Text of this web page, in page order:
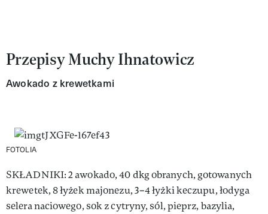
Przepisy Muchy Ihnatowicz
Awokado z krewetkami
FOTOLIA
SKŁADNIKI: 2 awokado, 40 dkg obranych, gotowanych
krewetek, 8 łyżek majonezu, 3–4 łyżki keczupu, łodyga
selera naciowego, sok z cytryny, sól, pieprz, bazylia,